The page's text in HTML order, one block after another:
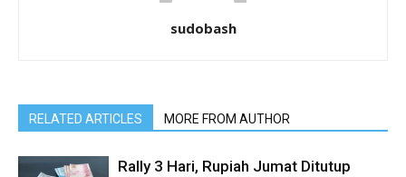
sudobash
RELATED ARTICLES MORE FROM AUTHOR
Rally 3 Hari, Rupiah Jumat Ditutup